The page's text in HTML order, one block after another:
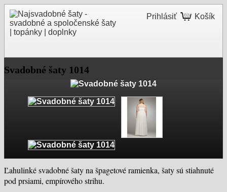
Košík
Prihlásiť
Svadobné šaty 1014
Ľahulinké svadobné šaty na špagetové ramienka, šaty sú stiahnuté
pod prsiami, empírového strihu.